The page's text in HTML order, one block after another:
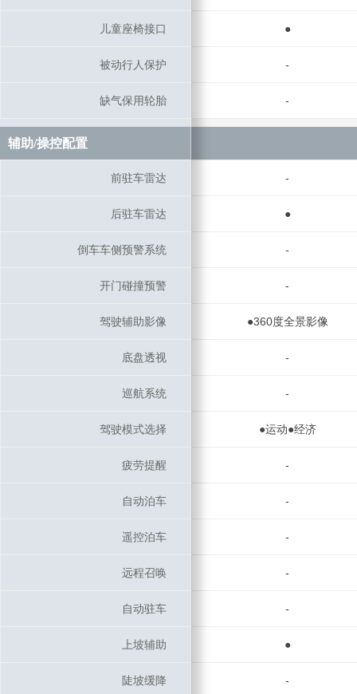
儿童座椅接口 ●
被动行人保护 -
缺气保用轮胎 -
辅助/操控配置
前驻车雷达 -
后驻车雷达 ●
倒车车侧预警系统 -
开门碰撞预警 -
驾驶辅助影像 ●360度全景影像
底盘透视 -
巡航系统 -
驾驶模式选择 ●运动●经济
疲劳提醒 -
自动泊车 -
遥控泊车 -
远程召唤 -
自动驻车 -
上坡辅助 ●
陡坡缓降 -
儿童座椅接口
被动行人保护
缺气保用轮胎
辅助/操控配置
前驻车雷达
后驻车雷达
倒车车侧预警系统
开门碰撞预警
驾驶辅助影像
底盘透视
巡航系统
驾驶模式选择
疲劳提醒
自动泊车
遥控泊车
远程召唤
自动驻车
上坡辅助
陡坡缓降